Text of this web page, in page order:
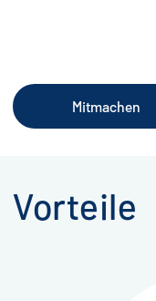
Mitmachen
Vorteile